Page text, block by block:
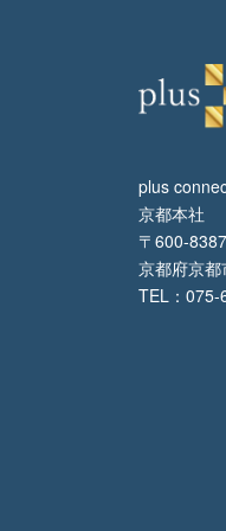
plus
京都本社
〒600-8387
京都府京
TEL：